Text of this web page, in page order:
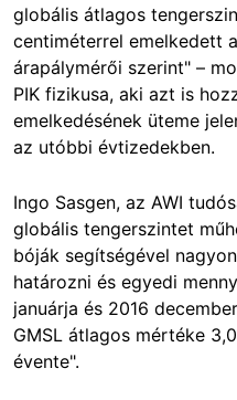
globális átlagos
centiméterrel emelkedett
árapálymérői szerint" –
PIK fizikusa, aki azt is
emelkedésének üteme
az utóbbi évtizedekben.
Ingo Sasgen, az AWI
globális tengerszintet
bóják segítségével
határozni és egyedi
januárja és 2016
GMSL átlagos mértéke
évente".